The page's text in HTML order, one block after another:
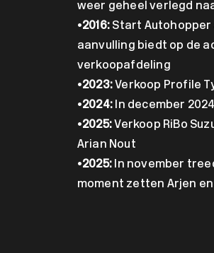
weer geheel verlegd
•2016: Start Autohopper
aanvulling biedt op de
verkoopafdeling
•2023:Verkoop Profile
•2024: In december
•2025: Verkoop RiBo
Arian Nout
•2025: In november
moment zetten Arjen